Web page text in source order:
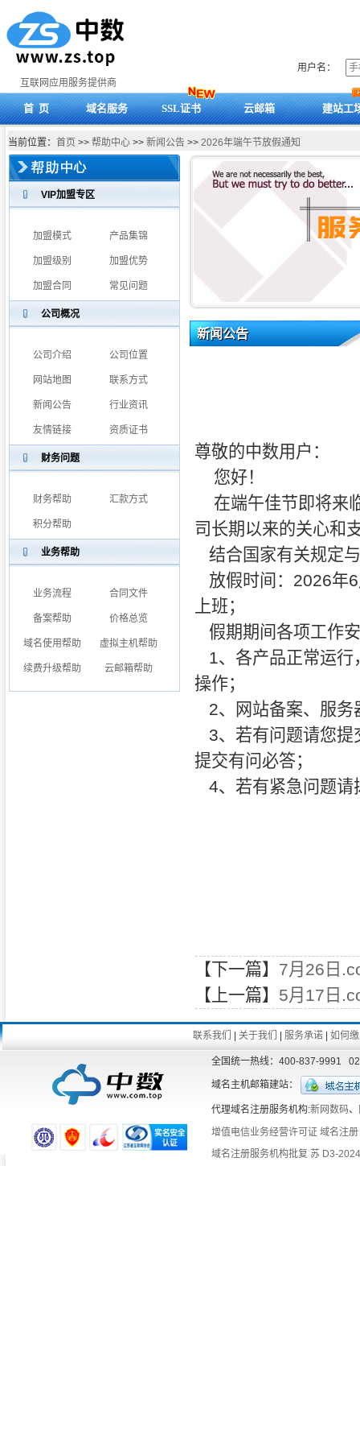
互联网应用服务提供商
用户名：
首 页 域名服务 SSL证书 云邮箱 建站工
当前位置： 首页 >> 帮助中心 >> 新闻公告 >> 2026年端午节放假通知
VIP加盟专区
加盟模式 产品集锦
加盟级别 加盟优势
加盟合同 常见问题
公司概况
公司介绍 公司位置
网站地图 联系方式
新闻公告 行业资讯
友情链接 资质证书
财务问题
财务帮助 汇款方式
积分帮助
业务帮助
业务流程 合同文件
备案帮助 价格总览
域名使用帮助 虚拟主机帮助
续费升级帮助 云邮箱帮助
新闻公告
尊敬的中数用户：
您好！
在端午佳节即将来
司长期以来的关心和
结合国家有关规定
放假时间：2026年
上班；
假期期间各项工作
1、各产品正常运行
操作；
2、网站备案、服务
3、若有问题请您提
提交有问必答；
4、若有紧急问题请
【下一篇】 7月26日
【上一篇】 5月17日
联系我们 |关于我们 |服务承诺 |如何
全国统一热线：400-837-9991
域名主机邮箱建站：
代理域名注册服务机构:新网数码、
增值电信业务经营许可证 域名注
域名注册服务机构批复 苏 D3-